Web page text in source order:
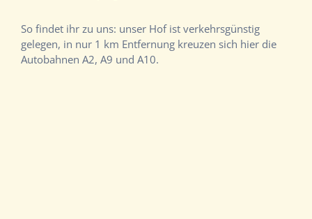
So findet ihr zu uns: unser Hof ist verkehrsgünstig
gelegen, in nur 1 km Entfernung kreuzen sich hier die
Autobahnen A2, A9 und A10.